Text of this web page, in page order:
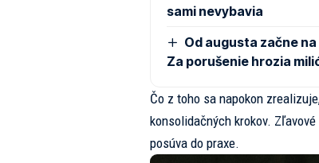
sami nevybavia
Od augusta začne
Za porušenie hrozia
Čo z toho sa napokon
konsolidačných krokov.
posúva do praxe.